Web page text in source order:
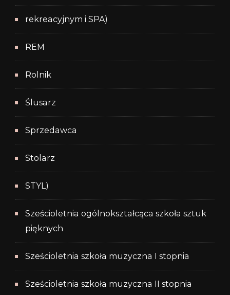
rekreacyjnym i SPA)
REM
Rolnik
Ślusarz
Sprzedawca
Stolarz
STYL)
Sześcioletnia ogólnokształcąca szkoła sztuk
pięknych
Sześcioletnia szkoła muzyczna I stopnia
Sześcioletnia szkoła muzyczna II stopnia